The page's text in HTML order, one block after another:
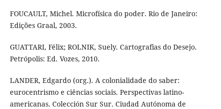
FOUCAULT, Michel. Microfísica do poder. Rio de Janeiro:
Edições Graal, 2003.
GUATTARI, Félix; ROLNIK, Suely. Cartografias do Desejo.
Petrópolis: Ed. Vozes, 2010.
LANDER, Edgardo (org.). A colonialidade do saber:
eurocentrismo e ciências sociais. Perspectivas latino-
americanas. Colección Sur Sur. Ciudad Autónoma de